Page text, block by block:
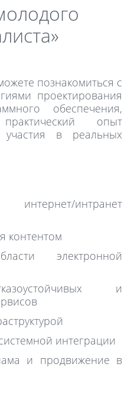
познакомиться с
проектирования
обеспечения,
опыт
участия в реальных
интранет
контентом
электронной
и
интеграции
и продвижение в